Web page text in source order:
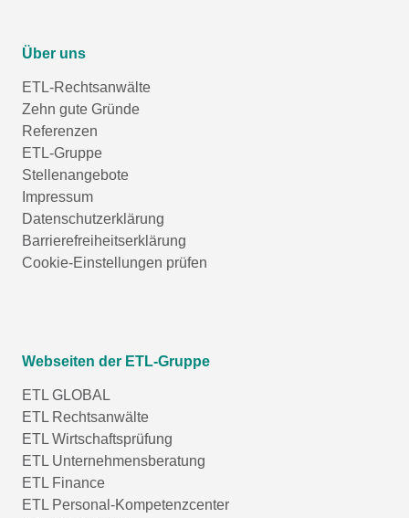
Über uns
ETL-Rechtsanwälte
Zehn gute Gründe
Referenzen
ETL-Gruppe
Stellenangebote
Impressum
Datenschutzerklärung
Barrierefreiheitserklärung
Cookie-Einstellungen prüfen
Webseiten der ETL-Gruppe
ETL GLOBAL
ETL Rechtsanwälte
ETL Wirtschaftsprüfung
ETL Unternehmensberatung
ETL Finance
ETL Personal-Kompetenzcenter